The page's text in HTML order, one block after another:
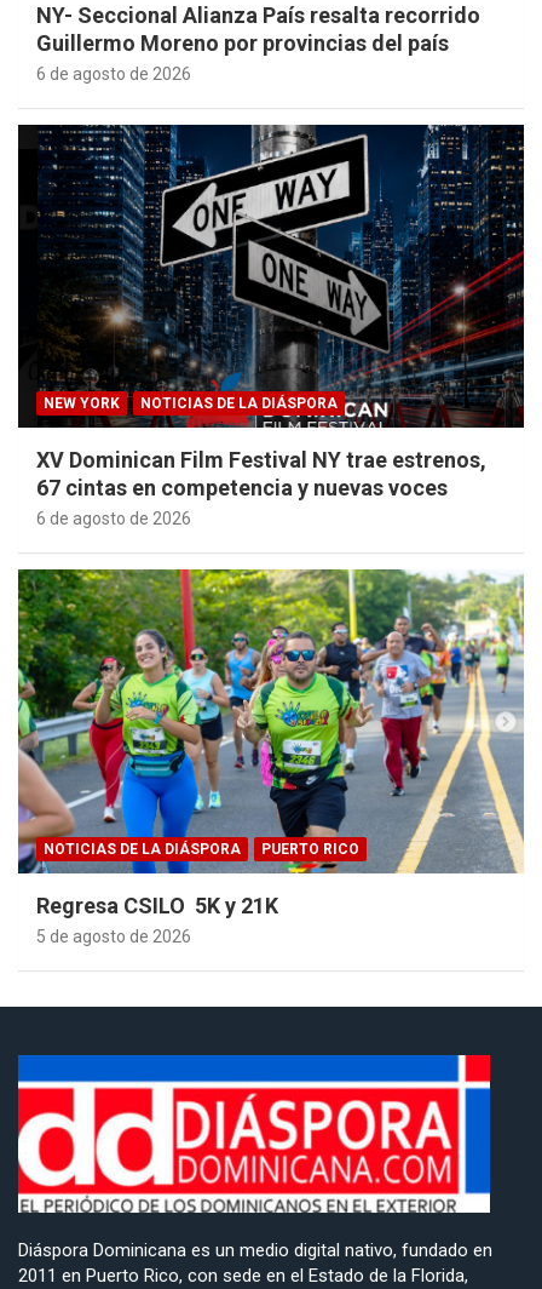
NY- Seccional Alianza País resalta recorrido
Guillermo Moreno por provincias del país
6 de agosto de 2026
NEW YORK NOTICIAS DE LA DIÁSPORA
XV Dominican Film Festival NY trae estrenos,
67 cintas en competencia y nuevas voces
6 de agosto de 2026
NOTICIAS DE LA DIÁSPORA PUERTO RICO
Regresa CSILO 5K y 21K
5 de agosto de 2026
Diáspora Dominicana es un medio digital nativo, fundado en
2011 en Puerto Rico, con sede en el Estado de la Florida,